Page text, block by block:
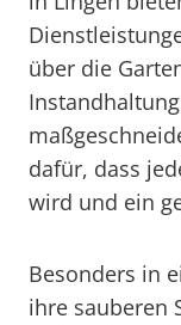
über die
dafür, dass
wird und ein
Besonders in
ihre sauberen